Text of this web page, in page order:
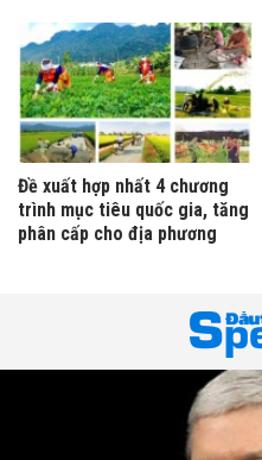
Đề xuất hợp nhất 4 chương
trình mục tiêu quốc gia, tăng
phân cấp cho địa phương